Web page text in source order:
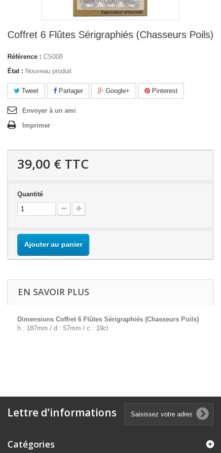
Coffret 6 Flûtes Sérigraphiés (Chasseurs Poils)
Référence : CS008
État : Nouveau produit
Tweet Partager Google+ Pinterest
Envoyer à un ami
Imprimer
39,00 € TTC
Quantité
Ajouter au panier
EN SAVOIR PLUS
Dimensions Coffret 6 Flûtes Sérigraphiés (Chasseurs Poils)
h : 187mm / d : 57mm / c : 19cl
Lettre d'informations
Catégories